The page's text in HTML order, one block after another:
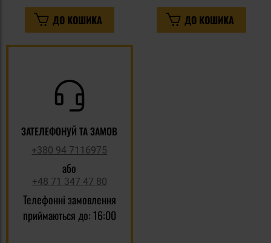
ДО КОШИКА ДО КОШИКА
ЗАТЕЛЕФОНУЙ ТА ЗАМОВ
+380 94 7116975
або
+48 71 347 47 80
Телефонні замовлення
приймаються до: 16:00